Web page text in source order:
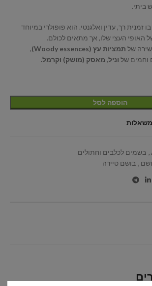
ביתי.
זמנית רך, עדין ואלגנטי. הוא פופולרי במיוחד
האופי העצי שלו, אך מתאים לכולם.
של תמציות עץ (Woody essences)
,
וחמים של וניל, מאסק (מושק) וקרמל.
הוספה לסל
, בשמים לכלבים וחתולים
, בושם טיירה